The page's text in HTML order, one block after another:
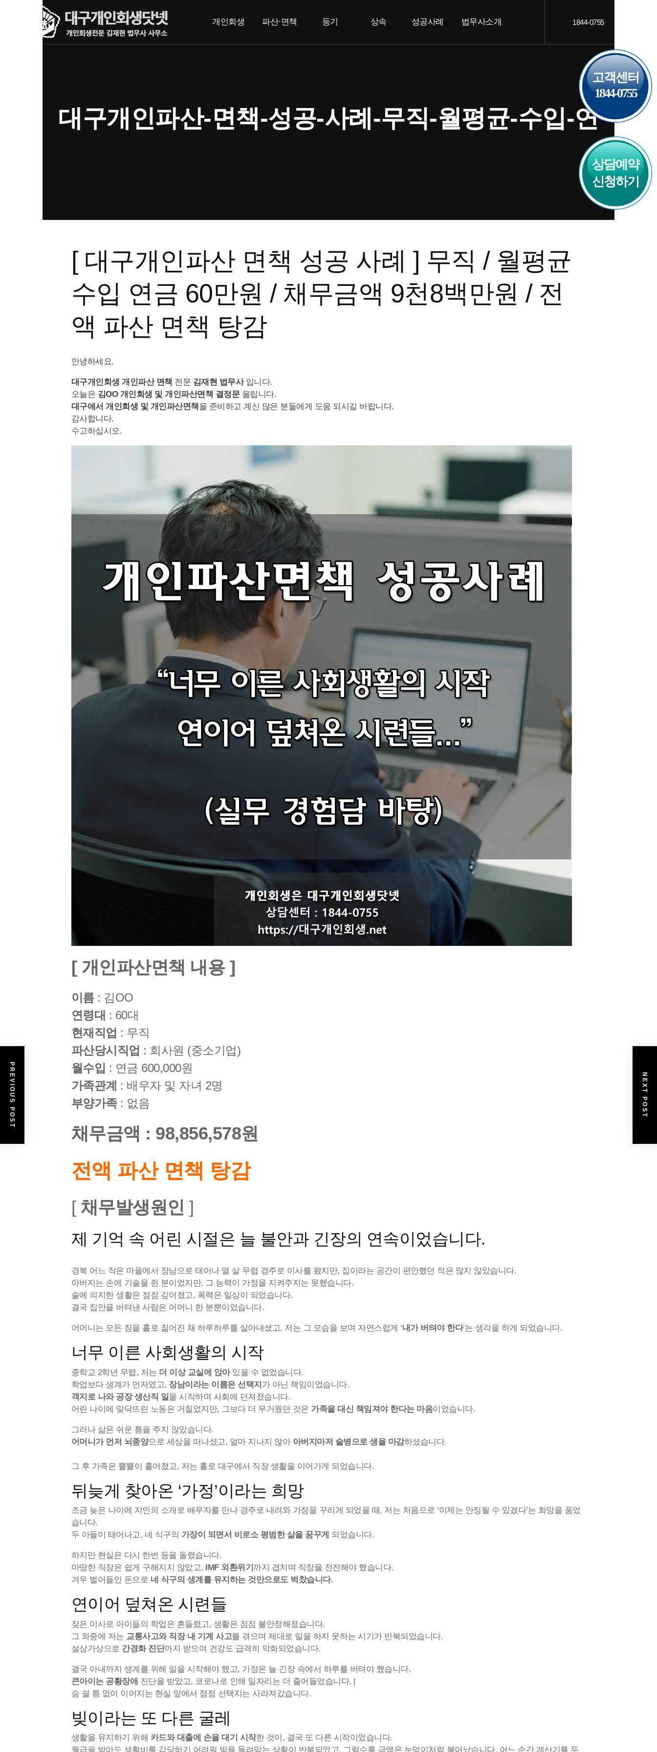
메뉴 건너뛰기
1844-0755
개인회생 파산·면책 등기 상속 성공사례 법무사소개
대구개인파산-면책-성공-사례-무직-월평균-수입-연
고객센터
1844-0755
상담예약
신청하기
[ 대구개인파산 면책 성공 사례 ] 무직 / 월평균
수입 연금 60만원 / 채무금액 9천8백만원 / 전
액 파산 면책 탕감
안녕하세요.
대구개인회생 개인파산 면책 전문 김재현 법무사입니다.
오늘은 김OO 개인회생 및 개인파산면책 결정문올립니다.
대구에서 개인회생 및 개인파산면책을 준비하고 계신 많은 분들에게 도움 되시길 바랍니다.
감사합니다.
수고하십시오.
[ 개인파산면책 내용 ]
이름 : 김OO
연령대 : 60대
현재직업 : 무직
파산당시직업 : 회사원 (중소기업)
월수입 : 연금 600,000원
가족관계 : 배우자 및 자녀 2명
부양가족 : 없음
채무금액 : 98,856,578원
전액 파산 면책 탕감
[ 채무발생원인 ]
제 기억 속 어린 시절은 늘 불안과 긴장의 연속이었습니다.
경북 어느 작은 마을에서 장남으로 태어나 열 살 무렵 경주로 이사를 왔지만, 집이라는 공간이 편안했던 적은 많지 않았습니다.
아버지는 손에 기술을 쥔 분이었지만, 그 능력이 가정을 지켜주지는 못했습니다.
술에 의지한 생활은 점점 깊어졌고, 폭력은 일상이 되었습니다.
결국 집안을 버텨낸 사람은 어머니 한 분뿐이었습니다.
어머니는 모든 짐을 홀로 짊어진 채 하루하루를 살아내셨고, 저는 그 모습을 보며 자연스럽게 ‘내가 버텨야 한다’는 생각을 하게 되었습니다.
너무 이른 사회생활의 시작
중학교 2학년 무렵, 저는 더 이상 교실에 앉아있을 수 없었습니다.
학업보다 생계가 먼저였고, 장남이라는 이름은 선택지 가 아닌 책임이었습니다.
객지로 나와 공장 생산직 일 을 시작하며 사회에 던져졌습니다.
어린 나이에 맞닥뜨린 노동은 거칠었지만, 그보다 더 무거웠던 것은 가족을 대신 책임져야 한다는 마음이었습니다.
그러나 삶은 쉬운 틈을 주지 않았습니다.
어머니가 먼저 뇌종양으로 세상을 떠나셨고, 얼마 지나지 않아 아버지마저 술병으로 생을 마감하셨습니다.
그 후 가족은 뿔뿔이 흩어졌고, 저는 홀로 대구에서 직장 생활을 이어가게 되었습니다.
뒤늦게 찾아온 ‘가정’이라는 희망
조금 늦은 나이에 지인의 소개로 배우자를 만나 경주로 내려와 가정을 꾸리게 되었을 때, 저는 처음으로 ‘이제는 안정될 수 있겠다’는 희망을 품었
습니다.
두 아들이 태어나고, 네 식구의 가장이 되면서 비로소 평범한 삶을 꿈꾸게 되었습니다.
하지만 현실은 다시 한번 등을 돌렸습니다.
마땅한 직장은 쉽게 구해지지 않았고, IMF 외환위기 까지 겹치며 직장을 전전해야 했습니다.
겨우 벌어들인 돈으로 네 식구의 생계를 유지하는 것만으로도 벅찼습니다.
연이어 덮쳐온 시련들
잦은 이사로 아이들의 학업은 흔들렸고, 생활은 점점 불안정해졌습니다.
그 와중에 저는 교통사고와 직장 내 기계 사고를 겪으며 제대로 일을 하지 못하는 시기가 반복되었습니다.
설상가상으로 간경화 진단까지 받으며 건강도 급격히 악화되었습니다.
결국 아내까지 생계를 위해 일을 시작해야 했고, 가정은 늘 긴장 속에서 하루를 버텨야 했습니다.
큰아이는 공황장애 진단을 받았고, 코로나로 인해 일자리는 더 줄어들었습니다. |
숨 쉴 틈 없이 이어지는 현실 앞에서 점점 선택지는 사라져갔습니다.
빚이라는 또 다른 굴레
생활을 유지하기 위해 카드와 대출에 손을 대기 시작한 것이, 결국 또 다른 시작이었습니다.
월급을 받아도 생활비를 감당하기 어려워 빚을 돌려막는 상황이 반복되었고, 그럴수록 금액은 눈덩이처럼 불어났습니다. 어느 순간 계산기를 두
PREVIOUS POST NEXT POST